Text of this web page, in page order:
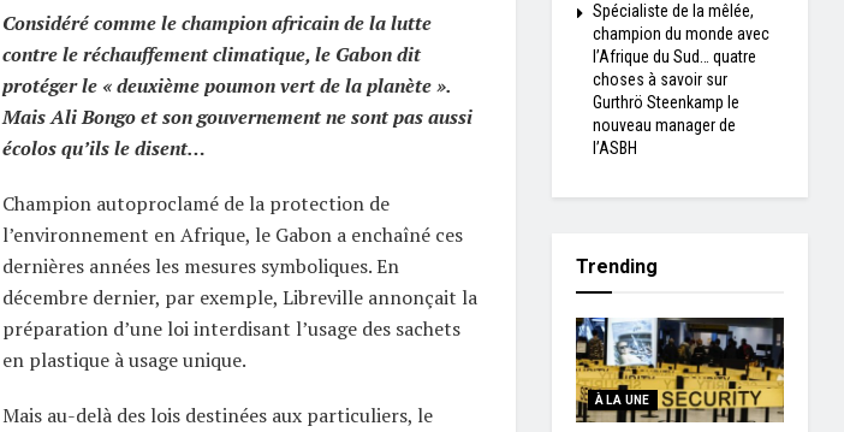
Considéré comme le champion africain de la lutte
contre le réchauffement climatique, le Gabon dit
protéger le « deuxième poumon vert de la planète ».
Mais Ali Bongo et son gouvernement ne sont pas aussi
écolos qu’ils le disent…
Champion autoproclamé de la protection de
l’environnement en Afrique, le Gabon a enchaîné ces
dernières années les mesures symboliques. En
décembre dernier, par exemple, Libreville annonçait la
préparation d’une loi interdisant l’usage des sachets
en plastique à usage unique.
Mais au-delà des lois destinées aux particuliers, le
Spécialiste de la mêlée,
champion du monde avec
l’Afrique du Sud… quatre
choses à savoir sur
Gurthrö Steenkamp le
nouveau manager de
l’ASBH
Trending
À LA UNE